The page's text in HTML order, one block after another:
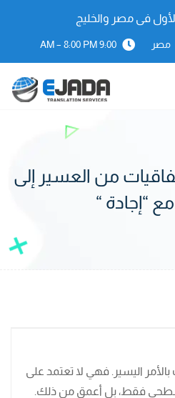
فى مصر والخليج
مصر 9:00 AM – 8:00 PM
من العسير إلى
“إجادة “
اليسير. فهي لا تعتمد على
فقط، بل أعمق من ذلك.